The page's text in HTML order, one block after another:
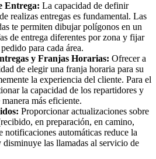
Entrega: La capacidad de definir
realizas entregas es fundamental. Las
te permiten dibujar polígonos en un
de entrega diferentes por zona y fijar
para cada área.
y Franjas Horarias: Ofrecer a
de elegir una franja horaria para su
la experiencia del cliente. Para el
la capacidad de los repartidores y
más eficiente.
Proporcionar actualizaciones sobre
en preparación, en camino,
notificaciones automáticas reduce la
disminuye las llamadas al servicio de